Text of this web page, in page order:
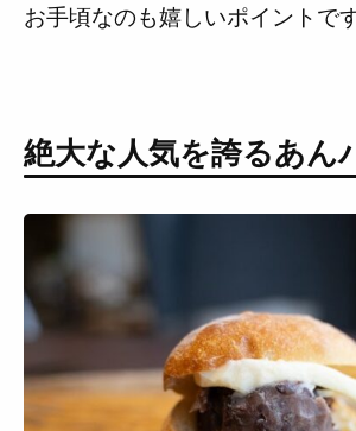
お手頃なのも嬉しいポイントで
絶大な人気を誇るあん